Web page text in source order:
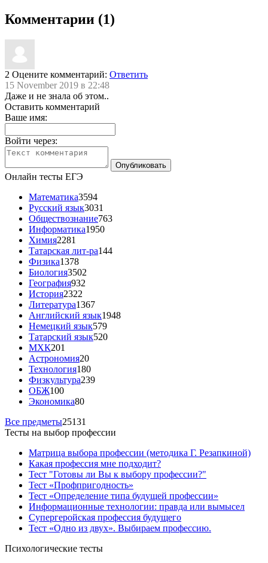
Комментарии (1)
2 Оцените комментарий: Ответить
15 November 2019 в 22:48
Даже и не знала об этом..
Оставить комментарий
Ваше имя:
Войти через:
Онлайн тесты ЕГЭ
Математика3594
Русский язык3031
Обществознание763
Информатика1950
Химия2281
Татарская лит-ра144
Физика1378
Биология3502
География932
История2322
Литература1367
Английский язык1948
Немецкий язык579
Татарский язык520
МХК201
Астрономия20
Технология180
Физкультура239
ОБЖ100
Экономика80
Все предметы25131
Тесты на выбор профессии
Матрица выбора профессии (методика Г. Резапкиной)
Какая профессия мне подходит?
Тест "Готовы ли Вы к выбору профессии?"
Тест «Профпригодность»
Тест «Определение типа будущей профессии»
Информационные технологии: правда или вымысел
Супергеройская профессия будущего
Тест «Одно из двух». Выбираем профессию.
Психологические тесты